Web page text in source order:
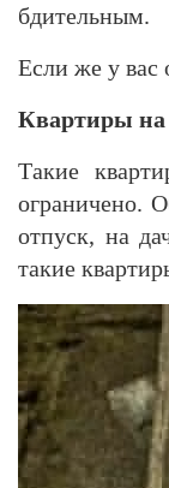
бдительным.
Если же у вас
Квартиры на
Такие
ограничено.
отпуск, на
такие